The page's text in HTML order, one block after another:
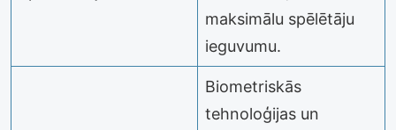
maksimālu spēlētāju
ieguvumu.
Biometriskās
tehnoloģijas un